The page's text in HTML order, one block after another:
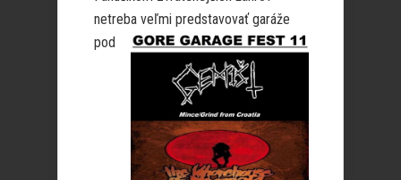
netreba veľmi predstavovať garáže
pod